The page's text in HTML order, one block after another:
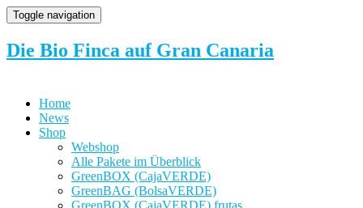
Toggle navigation
Die Bio Finca auf Gran Canaria
Home
News
Shop
Webshop
Alle Pakete im Überblick
GreenBOX (CajaVERDE)
GreenBAG (BolsaVERDE)
GreenBOX (CajaVERDE) frutas